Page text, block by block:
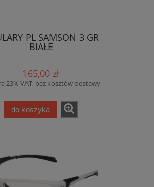
PL SAMSON 3 GR
BIAŁE
165,00 zł
23% VAT, bez kosztów dostawy
do koszyka